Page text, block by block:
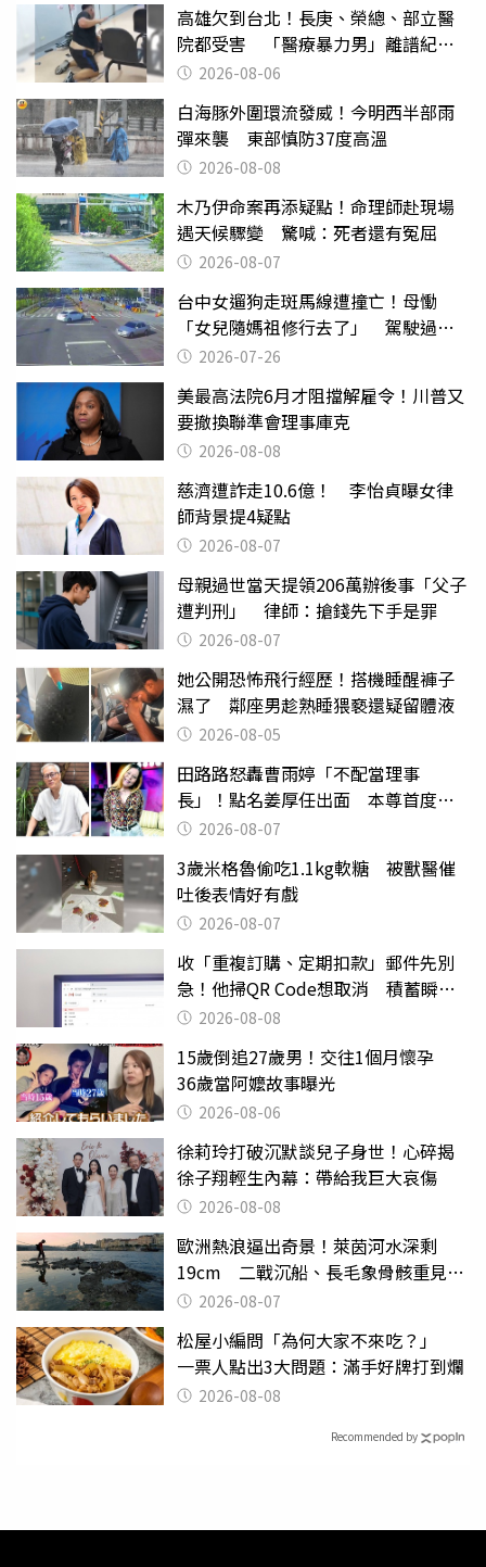
高雄欠到台北！長庚、榮總、部立醫
院都受害 「醫療暴力男」離譜紀錄
曝光2026-08-06
白海豚外圍環流發威！今明西半部雨
彈來襲 東部慎防37度高溫
2026-08-08
木乃伊命案再添疑點！命理師赴現場
遇天候驟變 驚喊：死者還有冤屈
2026-08-07
台中女遛狗走斑馬線遭撞亡！母慟
「女兒隨媽祖修行去了」 駕駛過失
致死判9月
2026-07-26
美最高法院6月才阻擋解雇令！川普又
要撤換聯準會理事庫克
2026-08-08
慈濟遭詐走10.6億！ 李怡貞曝女律
師背景提4疑點
2026-08-07
母親過世當天提領206萬辦後事「父子
遭判刑」 律師：搶錢先下手是罪
2026-08-07
她公開恐怖飛行經歷！搭機睡醒褲子
濕了 鄰座男趁熟睡猥褻還疑留體液
2026-08-05
田路路怒轟曹雨婷「不配當理事
長」！點名姜厚任出面 本尊首度回
應了2026-08-07
3歲米格魯偷吃1.1kg軟糖 被獸醫催
吐後表情好有戲
2026-08-07
收「重複訂購、定期扣款」郵件先別
急！他掃QR Code想取消 積蓄瞬間
蒸發2026-08-08
15歲倒追27歲男！交往1個月懷孕
36歲當阿嬤故事曝光
2026-08-06
徐莉玲打破沉默談兒子身世！心碎揭
徐子翔輕生內幕：帶給我巨大哀傷
2026-08-08
歐洲熱浪逼出奇景！萊茵河水深剩
19cm 二戰沉船、長毛象骨骸重見天
日 2026-08-07
松屋小編問「為何大家不來吃？」
一票人點出3大問題：滿手好牌打到爛
2026-08-08
Recommended by